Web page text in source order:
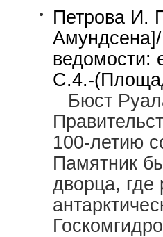
Петрова И.
Амундсена]/
ведомости:
С.4.-
Бюст
100-летию
Памятник
дворца, где